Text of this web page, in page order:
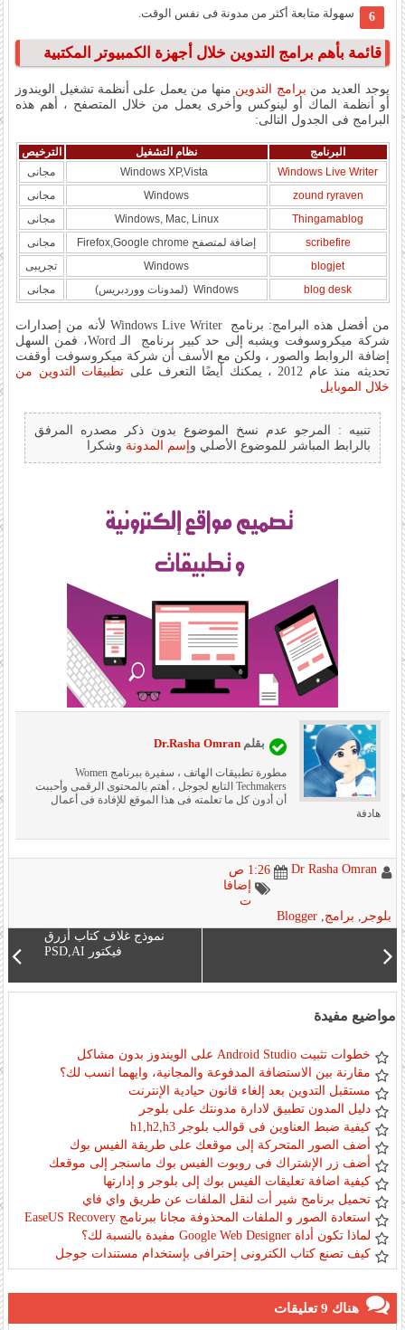
سهولة متابعة أكثر من مدونة فى نفس الوقت.
قائمة بأهم برامج التدوين خلال أجهزة الكمبيوتر المكتبية
يوجد العديد من برامج التدوين منها من يعمل على أنظمة تشغيل الويندوز
أو أنظمة الماك أو لينوكس وأخرى يعمل من خلال المتصفح ، أهم هذه
البرامج فى الجدول التالى:
البرنامج نظام التشغيل
الترخيص
Windows Live Writer
مجانى
zound ryraven
Windows
مجانى
Thingamablog
Windows, Mac, Linux
مجانى
scribefire
إضافة لمتصفح Firefox,Google chrome
مجانى
blogjet
Windows
تجريبى
blog desk
Windows (لمدونات ووردبريس) مجانى
من أفضل هذه البرامج: برنامج Windows Live Writer لأنه من إصدارات
شركة ميكروسوفت ويشبه إلى حد كبير برنامج الـ Word، فمن السهل
إضافة الروابط والصور ، ولكن مع الأسف أن شركة ميكروسوفت أوقفت
تحديثه منذ عام 2012 ، يمكنك أيضًا التعرف على
تطبيقات التدوين من
خلال الموبايل
تنبيه : المرجو عدم نسخ الموضوع بدون ذكر مصدره المرفق
بالرابط المباشر للموضوع الأصلي وإسم المدونة وشكرا
بقلمDr.Rasha Omran
مطورة تطبيقات الهاتف ، سفيرة ببرنامج Women
Techmakers التابع لجوجل ، أهتم بالمحتوى الرقمى وأحببت
أن أدون كل ما تعلمته فى هذا الموقع للإفادة فى أعمال
هادفة
Dr Rasha Omran
1:26 ص
إضافا
ت
بلوجر
برامج ,
Blogger
نموذج غلاف كتاب أزرق
فيكتور PSD,AI
مواضيع مفيدة
خطوات تثبيت Android Studio على الويندوز بدون مشاكل
مقارنة بين الاستضافة المدفوعة والمجانية، وايهما انسب لك؟
مستقبل التدوين بعد إلغاء قانون حيادية الإنترنت
دليل المدون تطبيق لادارة مدونتك على بلوجر
كيفية ضبط العناوين فى قوالب بلوجر h1,h2,h3
أضف الصور المتحركة إلى موقعك على طريقة الفيس بوك
أضف زر الإشتراك فى روبوت الفيس بوك ماسنجر إلى موقعك
كيفية اضافة تعليقات الفيس بوك إلى بلوجر و إدارتها
تحميل برنامج شير أت لنقل الملفات عن طريق واي فاي
استعادة الصور و الملفات المحذوفة مجانا ببرنامج EaseUS Recovery
لماذا تكون أداة Google Web Designer مفيدة بالنسبة لك؟
كيف تصنع كتاب الكترونى إحترافى بإستخدام مستندات جوجل
هناك 9 تعليقات